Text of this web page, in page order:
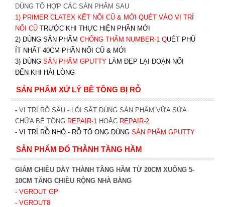
DÙNG TỔ HỢP CÁC SẢN PHẨM SAU
1) PRIMER CLATEX KẾT NỐI CŨ & MỚI QUÉT VÀO VỊ TRÍ
NỐI CŨ TRƯỚC KHI THỰC HIỆN PHẦN MỚI
2) DÙNG SẢN PHẨM CHỐNG THẤM NUMBER-1QUÉT PHŨ
ÍT NHẤT 40CM PHẦN NỐI CŨ & MỚI
3) DÙNG SẢN PHẨM GPUTTY LÀM ĐẸP LẠI ĐOẠN NỐI
ĐẾN KHI HÀI LÒNG
SẢN PHẨM XỬ LÝ BÊ TÔNG BỊ RỖ
- VỊ TRÍ RỖ SÂU - LÒI SẮT DÙNG SẢN PHẨM VỮA SỬA
CHỮA BÊ TÔNG REPAIR-1HOẶC REPAIR-2
- VỊ TRÍ RỖ NHỎ - RỖ TỔ ONG DÙNG SẢN PHẨM GPUTTY
SẢN PHẨM ĐỔ THÀNH TẦNG HẦM
GIẢM CHIỀU DÀY THÀNH TẦNG HẦM TỪ 20CM XUỐNG 5-
10CM TĂNG CHIỀU RỘNG NHÀ BẰNG
- VGROUT GP
- VGROUT8